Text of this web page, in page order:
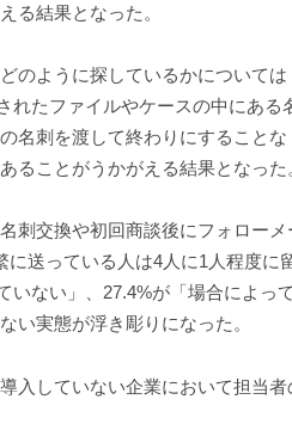
る結果となった。
のように探しているかについて
れたファイルやケースの中にあ
名刺を渡して終わりにすること
ることがうかがえる結果となった
交換や初回商談後にフォローメ
送っている人は4人に1人程度に
いない」、27.4%が「場合によっ
い実態が浮き彫りになった。
入していない企業において担当